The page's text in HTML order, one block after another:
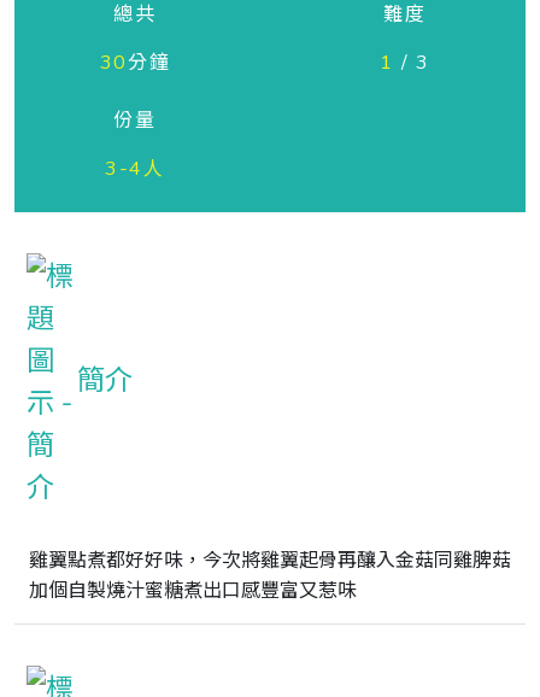
總共
30分鐘
難度
1 / 3
份量
3-4人
簡介
雞翼點煮都好好味，今次將雞翼起骨再釀入金菇同雞脾菇
加個自製燒汁蜜糖煮出口感豐富又惹味